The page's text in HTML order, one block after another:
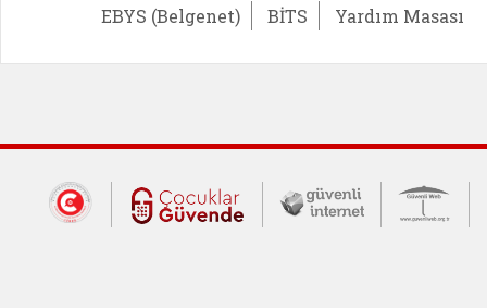
EBYS (Belgenet)
BİTS Yardım Masası
Dış Bağlantılar
Cumhurbaşkanlığı İletişim Merkezi
Çocuklar Güvende (yeni
Güvenli